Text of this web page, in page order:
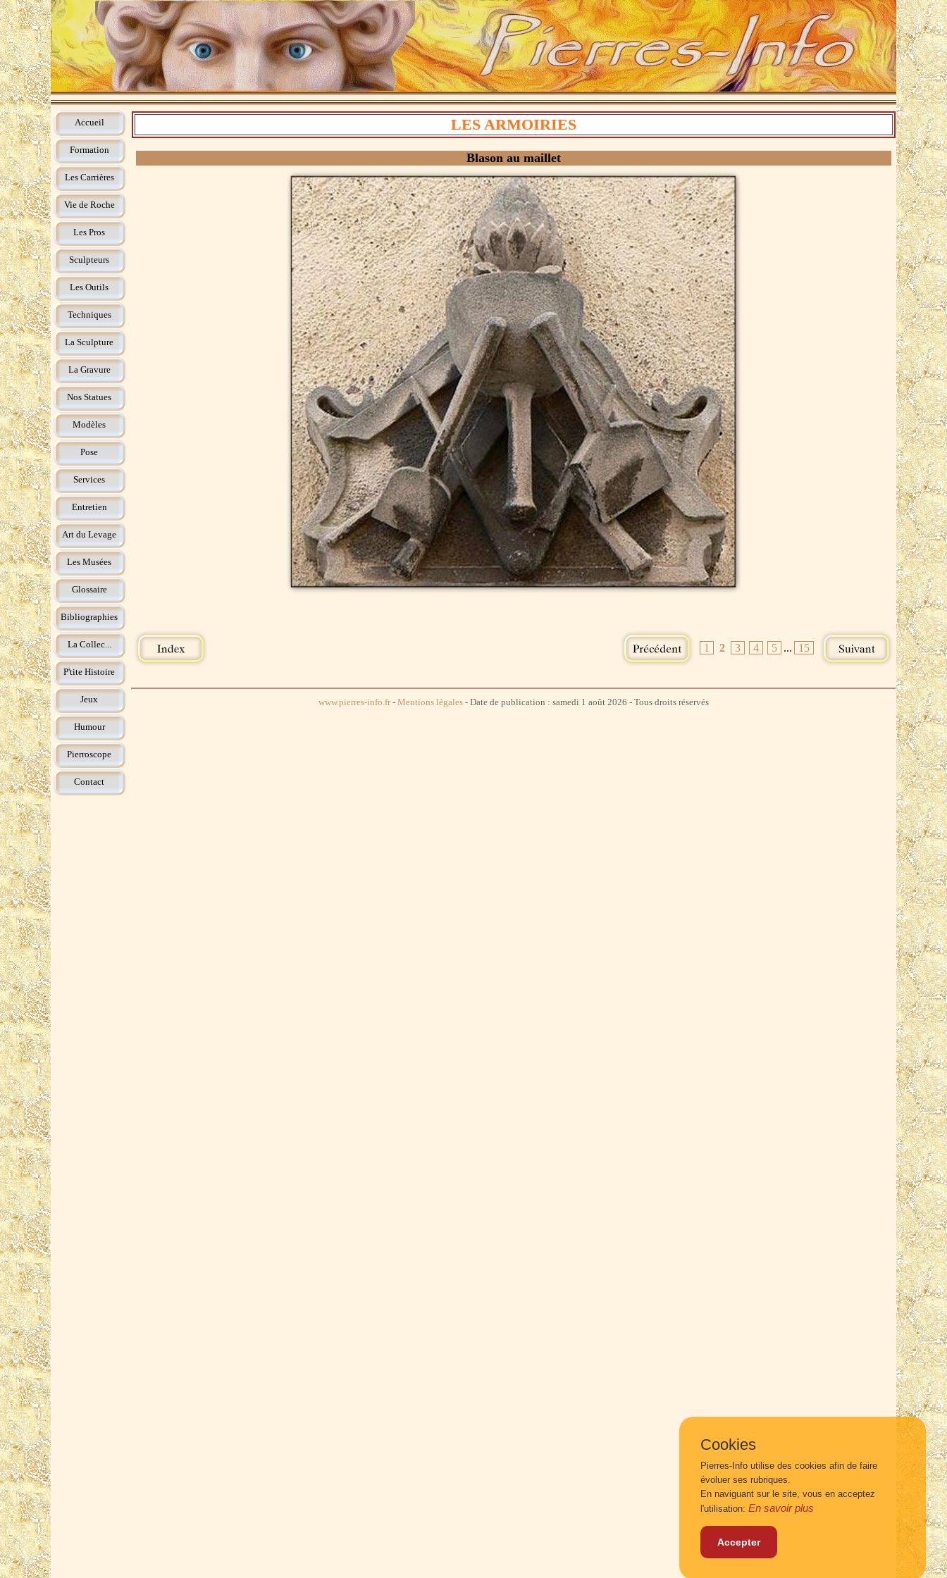
Accueil
Formation
Les Carrières
Vie de Roche
Les Pros
Sculpteurs
Les Outils
Techniques
La Sculpture
La Gravure
Nos Statues
Modèles
Pose
Services
Entretien
Art du Levage
Les Musées
Glossaire
Bibliographies
La Collec...
P'tite Histoire
Jeux
Humour
Pierroscope
Contact
LES ARMOIRIES
Blason au maillet
1 2 3 4 5 ... 15
www.pierres-info.fr- Mentions légales - Date de publication : samedi 1 août 2026 - Tous droits réservés
Cookies
Pierres-Info utilise des cookies afin de faire
évoluer ses rubriques.
En naviguant sur le site, vous en acceptez
l'utilisation: En savoir plus
Accepter